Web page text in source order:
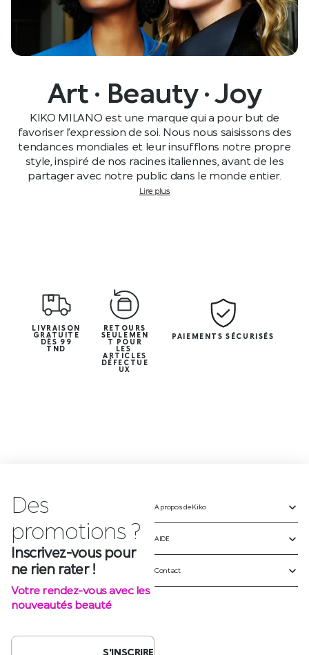
Art · Beauty · Joy
KIKO MILANO est une marque qui a pour but de
favoriser l’expression de soi. Nous nous saisissons des
tendances mondiales et leur insufflons notre propre
style, inspiré de nos racines italiennes, avant de les
partager avec notre public dans le monde entier.
Lire plus
LIVRAISON
GRATUITE
DÈS 99
TND
RETOURS
SEULEMEN
T POUR
LES
ARTICLES
DÉFECTUE
UX
PAIEMENTS SÉCURISÉS
Des
Inscrivez-vous pour
ne rien rater !
Votre rendez-vous avec les
nouveautés beauté
S'INSCRIRE